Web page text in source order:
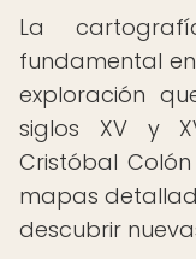
La
fundamental
exploración
siglos XV y
Cristóbal
mapas
descubrir